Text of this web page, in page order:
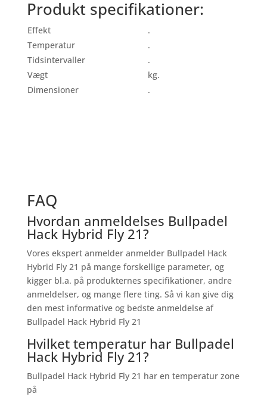
Produkt specifikationer:
Effekt
.
Temperatur
.
Tidsintervaller
.
Vægt
kg.
Dimensioner
.
FAQ
Hvordan anmeldelses Bullpadel
Hack Hybrid Fly 21?
Vores ekspert anmelder anmelder Bullpadel Hack
Hybrid Fly 21 på mange forskellige parameter, og
kigger bl.a. på produkternes specifikationer, andre
anmeldelser, og mange flere ting. Så vi kan give dig
den mest informative og bedste anmeldelse af
Bullpadel Hack Hybrid Fly 21
Hvilket temperatur har Bullpadel
Hack Hybrid Fly 21?
Bullpadel Hack Hybrid Fly 21 har en temperatur zone
på